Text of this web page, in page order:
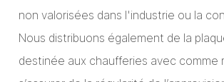
non valorisées dans l'industrie ou la
Nous distribuons également de la
destinée aux chaufferies avec comme